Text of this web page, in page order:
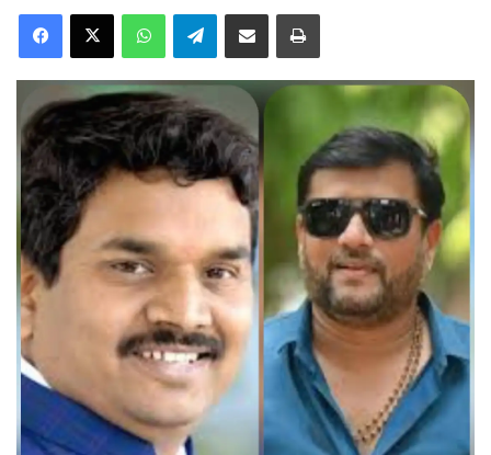
FacebookX WhatsAppTelegramShare via Email Print